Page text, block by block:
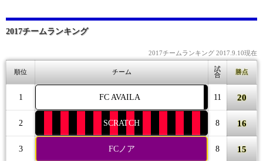
2017チームランキング
2017チームランキング 2017.9.10現在
順位 チーム
試
合
勝点
1 FC AVAILA 11 20
2 SCRATCH 8 16
3 FCノア 8 15